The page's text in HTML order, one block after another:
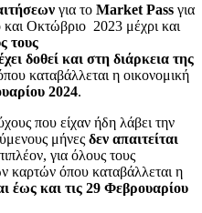
για το Market Pass για
Οκτώβριο 2023 μέχρι και
τους
δοθεί και στη διάρκεια της
καταβάλλεται η οικονομική
2024.
που είχαν ήδη λάβει την
μήνες δεν απαιτείται
για όλους τους
καρτών όπου καταβάλλεται η
έως και τις 29 Φεβρουαρίου